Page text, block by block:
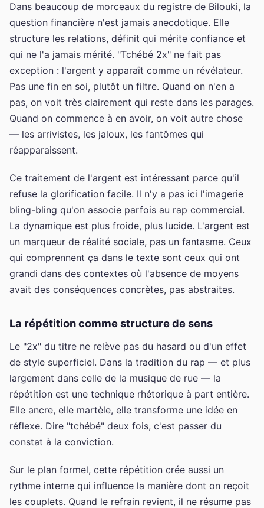
Dans beaucoup de morceaux du registre de Bilouki, la
question financière n'est jamais anecdotique. Elle
structure les relations, définit qui mérite confiance et
qui ne l'a jamais mérité. "Tchébé 2x" ne fait pas
exception : l'argent y apparaît comme un révélateur.
Pas une fin en soi, plutôt un filtre. Quand on n'en a
pas, on voit très clairement qui reste dans les parages.
Quand on commence à en avoir, on voit autre chose
— les arrivistes, les jaloux, les fantômes qui
réapparaissent.
Ce traitement de l'argent est intéressant parce qu'il
refuse la glorification facile. Il n'y a pas ici l'imagerie
bling-bling qu'on associe parfois au rap commercial.
La dynamique est plus froide, plus lucide. L'argent est
un marqueur de réalité sociale, pas un fantasme. Ceux
qui comprennent ça dans le texte sont ceux qui ont
grandi dans des contextes où l'absence de moyens
avait des conséquences concrètes, pas abstraites.
La répétition comme structure de sens
Le "2x" du titre ne relève pas du hasard ou d'un effet
de style superficiel. Dans la tradition du rap — et plus
largement dans celle de la musique de rue — la
répétition est une technique rhétorique à part entière.
Elle ancre, elle martèle, elle transforme une idée en
réflexe. Dire "tchébé" deux fois, c'est passer du
constat à la conviction.
Sur le plan formel, cette répétition crée aussi un
rythme interne qui influence la manière dont on reçoit
les couplets. Quand le refrain revient, il ne résume pas